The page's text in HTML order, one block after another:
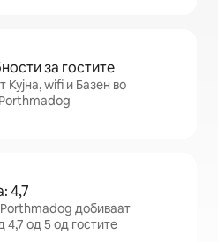
за гостите
Кујна, wifi и Базен во
4,7
добиваат
4,7 од 5 од гостите